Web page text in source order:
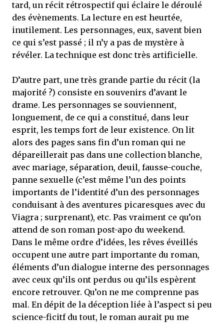
tard, un récit rétrospectif qui éclaire le déroulé
des évènements. La lecture en est heurtée,
inutilement. Les personnages, eux, savent bien
ce qui s’est passé ; il n’y a pas de mystère à
révéler. La technique est donc très artificielle.
D’autre part, une très grande partie du récit (la
majorité ?) consiste en souvenirs d’avant le
drame. Les personnages se souviennent,
longuement, de ce qui a constitué, dans leur
esprit, les temps fort de leur existence. On lit
alors des pages sans fin d’un roman qui ne
dépareillerait pas dans une collection blanche,
avec mariage, séparation, deuil, fausse-couche,
panne sexuelle (c’est même l’un des points
importants de l’identité d’un des personnages
conduisant à des aventures picaresques avec du
Viagra ; surprenant), etc. Pas vraiment ce qu’on
attend de son roman post-apo du weekend.
Dans le même ordre d’idées, les rêves éveillés
occupent une autre part importante du roman,
éléments d’un dialogue interne des personnages
avec ceux qu’ils ont perdus ou qu’ils espèrent
encore retrouver. Qu’on ne me comprenne pas
mal. En dépit de la déception liée à l’aspect si peu
science-ficitf du tout, le roman aurait pu me